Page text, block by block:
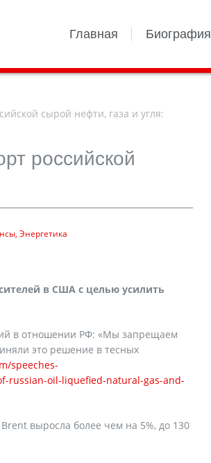
Главная Биография
сырой нефти, газа и угля:
российской
Энергетика
в США с целью усилить
в отношении РФ: «Мы запрещаем
это решение в тесных
speeches-
russian-oil-liquefied-natural-gas-and-
выросла более чем на 5%, до 130